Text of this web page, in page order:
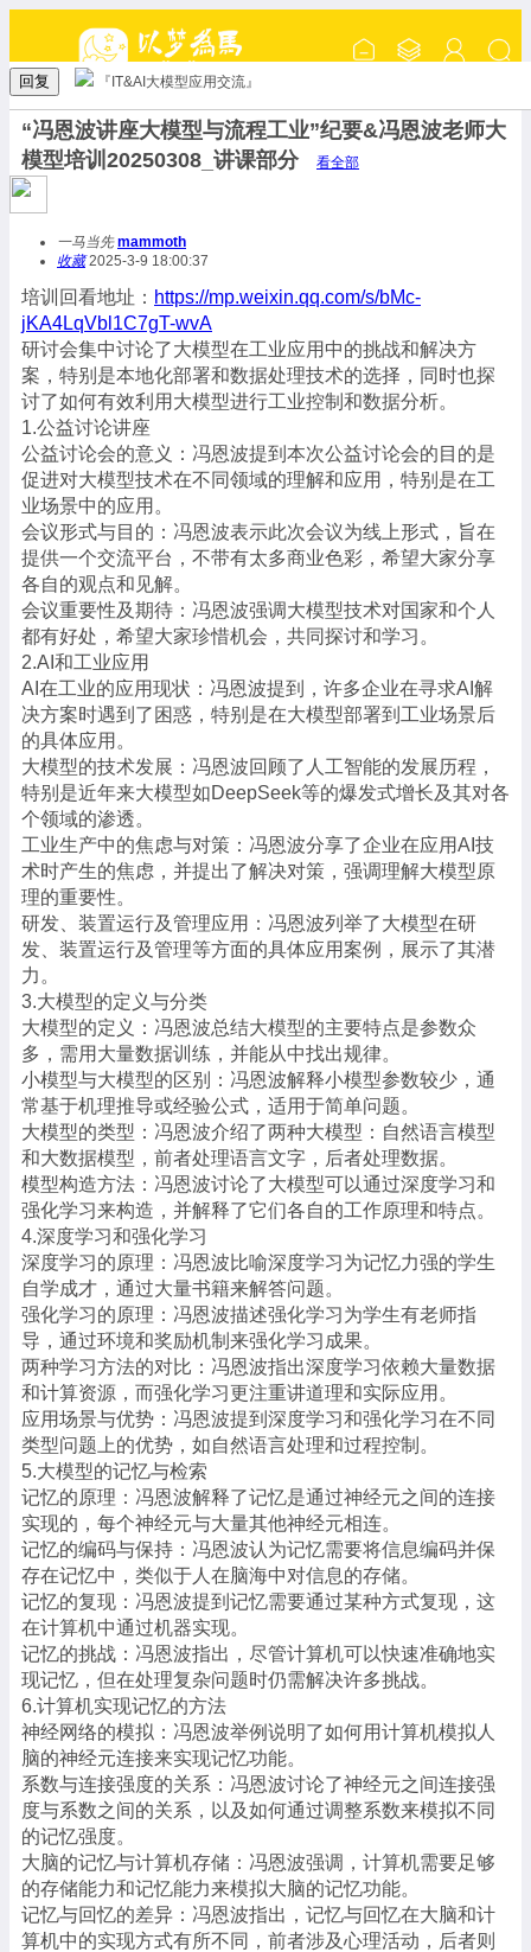
回复 『IT&AI大模型应用交流』
“冯恩波讲座大模型与流程工业”纪要&冯恩波老师大
模型培训20250308_讲课部分
看全部
一马当先 mammoth
收藏2025-3-9 18:00:37
培训回看地址： https://mp.weixin.qq.com/s/bMc-
jKA4LqVbl1C7gT-wvA
研讨会集中讨论了大模型在工业应用中的挑战和解决方
案，特别是本地化部署和数据处理技术的选择，同时也探
讨了如何有效利用大模型进行工业控制和数据分析。
1.公益讨论讲座
公益讨论会的意义：冯恩波提到本次公益讨论会的目的是
促进对大模型技术在不同领域的理解和应用，特别是在工
业场景中的应用。
会议形式与目的：冯恩波表示此次会议为线上形式，旨在
提供一个交流平台，不带有太多商业色彩，希望大家分享
各自的观点和见解。
会议重要性及期待：冯恩波强调大模型技术对国家和个人
都有好处，希望大家珍惜机会，共同探讨和学习。
2.AI和工业应用
AI在工业的应用现状：冯恩波提到，许多企业在寻求AI解
决方案时遇到了困惑，特别是在大模型部署到工业场景后
的具体应用。
大模型的技术发展：冯恩波回顾了人工智能的发展历程，
特别是近年来大模型如DeepSeek等的爆发式增长及其对各
个领域的渗透。
工业生产中的焦虑与对策：冯恩波分享了企业在应用AI技
术时产生的焦虑，并提出了解决对策，强调理解大模型原
理的重要性。
研发、装置运行及管理应用：冯恩波列举了大模型在研
发、装置运行及管理等方面的具体应用案例，展示了其潜
力。
3.大模型的定义与分类
大模型的定义：冯恩波总结大模型的主要特点是参数众
多，需用大量数据训练，并能从中找出规律。
小模型与大模型的区别：冯恩波解释小模型参数较少，通
常基于机理推导或经验公式，适用于简单问题。
大模型的类型：冯恩波介绍了两种大模型：自然语言模型
和大数据模型，前者处理语言文字，后者处理数据。
模型构造方法：冯恩波讨论了大模型可以通过深度学习和
强化学习来构造，并解释了它们各自的工作原理和特点。
4.深度学习和强化学习
深度学习的原理：冯恩波比喻深度学习为记忆力强的学生
自学成才，通过大量书籍来解答问题。
强化学习的原理：冯恩波描述强化学习为学生有老师指
导，通过环境和奖励机制来强化学习成果。
两种学习方法的对比：冯恩波指出深度学习依赖大量数据
和计算资源，而强化学习更注重讲道理和实际应用。
应用场景与优势：冯恩波提到深度学习和强化学习在不同
类型问题上的优势，如自然语言处理和过程控制。
5.大模型的记忆与检索
记忆的原理：冯恩波解释了记忆是通过神经元之间的连接
实现的，每个神经元与大量其他神经元相连。
记忆的编码与保持：冯恩波认为记忆需要将信息编码并保
存在记忆中，类似于人在脑海中对信息的存储。
记忆的复现：冯恩波提到记忆需要通过某种方式复现，这
在计算机中通过机器实现。
记忆的挑战：冯恩波指出，尽管计算机可以快速准确地实
现记忆，但在处理复杂问题时仍需解决许多挑战。
6.计算机实现记忆的方法
神经网络的模拟：冯恩波举例说明了如何用计算机模拟人
脑的神经元连接来实现记忆功能。
系数与连接强度的关系：冯恩波讨论了神经元之间连接强
度与系数之间的关系，以及如何通过调整系数来模拟不同
的记忆强度。
大脑的记忆与计算机存储：冯恩波强调，计算机需要足够
的存储能力和记忆能力来模拟大脑的记忆功能。
记忆与回忆的差异：冯恩波指出，记忆与回忆在大脑和计
算机中的实现方式有所不同，前者涉及心理活动，后者则